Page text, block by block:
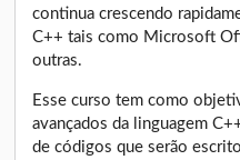
continua crescendo
C++ tais como Microsoft
outras.
Esse curso tem como
avançados da linguagem
de códigos que serão